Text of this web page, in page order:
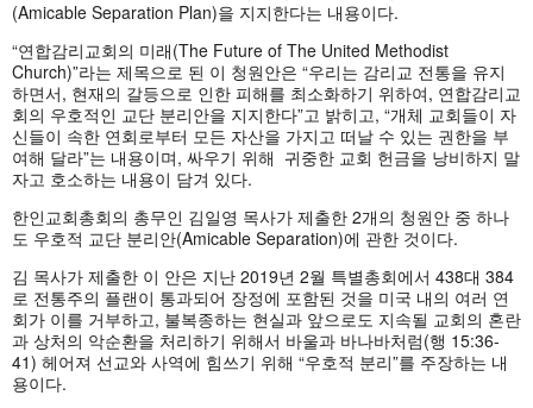
(Amicable Separation Plan)을 지지한다는 내용이다.
“연합감리교회의 미래(The Future of The United Methodist
Church)”라는 제목으로 된 이 청원안은 “우리는 감리교 전통을 유지
하면서, 현재의 갈등으로 인한 피해를 최소화하기 위하여, 연합감리교
회의 우호적인 교단 분리안을 지지한다”고 밝히고, “개체 교회들이 자
신들이 속한 연회로부터 모든 자산을 가지고 떠날 수 있는 권한을 부
여해 달라”는 내용이며, 싸우기 위해 귀중한 교회 헌금을 낭비하지 말
자고 호소하는 내용이 담겨 있다.
한인교회총회의 총무인 김일영 목사가 제출한 2개의 청원안 중 하나
도 우호적 교단 분리안(Amicable Separation)에 관한 것이다.
김 목사가 제출한 이 안은 지난 2019년 2월 특별총회에서 438대 384
로 전통주의 플랜이 통과되어 장정에 포함된 것을 미국 내의 여러 연
회가 이를 거부하고, 불복종하는 현실과 앞으로도 지속될 교회의 혼란
과 상처의 악순환을 처리하기 위해서 바울과 바나바처럼(행 15:36-
41) 헤어져 선교와 사역에 힘쓰기 위해 “우호적 분리”를 주장하는 내
용이다.